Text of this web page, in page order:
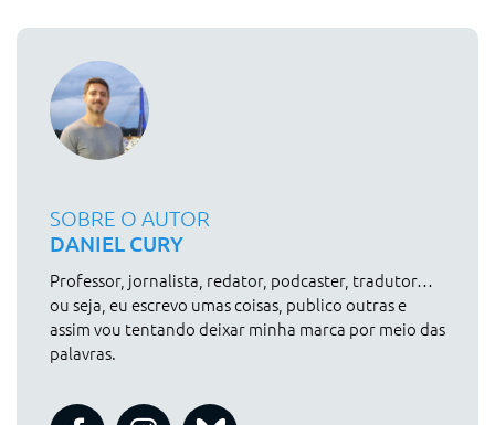
SOBRE O AUTOR
DANIEL CURY
Professor, jornalista, redator, podcaster, tradutor…
ou seja, eu escrevo umas coisas, publico outras e
assim vou tentando deixar minha marca por meio das
palavras.